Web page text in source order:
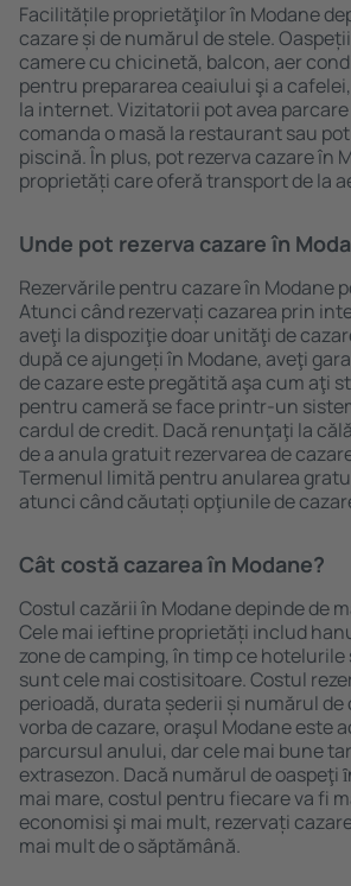
Facilitățile proprietăţilor în Modane
cazare și de numărul de stele.
camere cu chicinetă, balcon, aer
pentru prepararea ceaiului şi a
la internet. Vizitatorii pot avea
comanda o masă la restaurant sau
piscină. În plus, pot rezerva cazare în
proprietăți care oferă transport de la
Unde pot rezerva cazare în
Rezervările pentru cazare în Modane
Atunci când rezervați cazarea prin
aveţi la dispoziţie doar unităţi de
după ce ajungeți în Modane, aveţi
de cazare este pregătită aşa cum aţi
pentru cameră se face printr-un
cardul de credit. Dacă renunţaţi la
de a anula gratuit rezervarea de
Termenul limită pentru anularea
atunci când căutați opţiunile de
Cât costă cazarea în Modane?
Costul cazării în Modane depinde de
Cele mai ieftine proprietăți includ
zone de camping, în timp ce
sunt cele mai costisitoare. Costul
perioadă, durata șederii și numărul de
vorba de cazare, oraşul Modane este
parcursul anului, dar cele mai bune
extrasezon. Dacă numărul de oaspeţi
mai mare, costul pentru fiecare va fi
economisi şi mai mult, rezervați
mai mult de o săptămână.